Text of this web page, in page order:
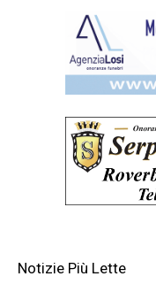
Notizie Più Lette